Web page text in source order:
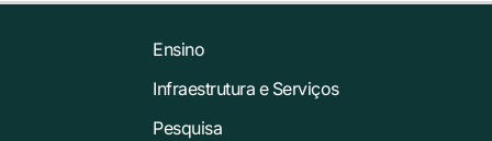
Ensino
Infraestrutura e Serviços
Pesquisa